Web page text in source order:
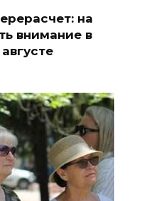
на
внимание в